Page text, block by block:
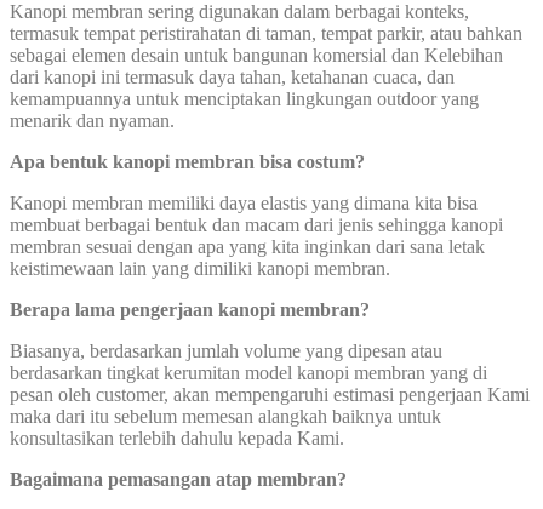
Kanopi membran sering digunakan dalam berbagai konteks,
termasuk tempat peristirahatan di taman, tempat parkir, atau bahkan
sebagai elemen desain untuk bangunan komersial dan Kelebihan
dari kanopi ini termasuk daya tahan, ketahanan cuaca, dan
kemampuannya untuk menciptakan lingkungan outdoor yang
menarik dan nyaman.
Apa bentuk kanopi membran bisa costum?
Kanopi membran memiliki daya elastis yang dimana kita bisa
membuat berbagai bentuk dan macam dari jenis sehingga kanopi
membran sesuai dengan apa yang kita inginkan dari sana letak
keistimewaan lain yang dimiliki kanopi membran.
Berapa lama pengerjaan kanopi membran?
Biasanya, berdasarkan jumlah volume yang dipesan atau
berdasarkan tingkat kerumitan model kanopi membran yang di
pesan oleh customer, akan mempengaruhi estimasi pengerjaan Kami
maka dari itu sebelum memesan alangkah baiknya untuk
konsultasikan terlebih dahulu kepada Kami.
Bagaimana pemasangan atap membran?